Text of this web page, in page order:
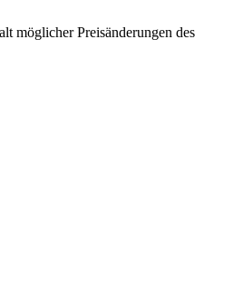
möglicher Preisänderungen des